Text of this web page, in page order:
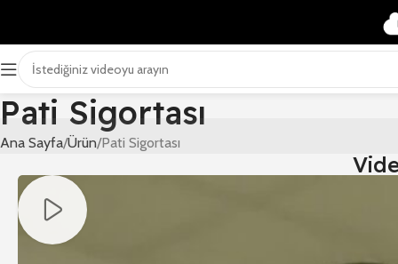
Pati Sigortası
Ana Sayfa Ürün Pati Sigortası